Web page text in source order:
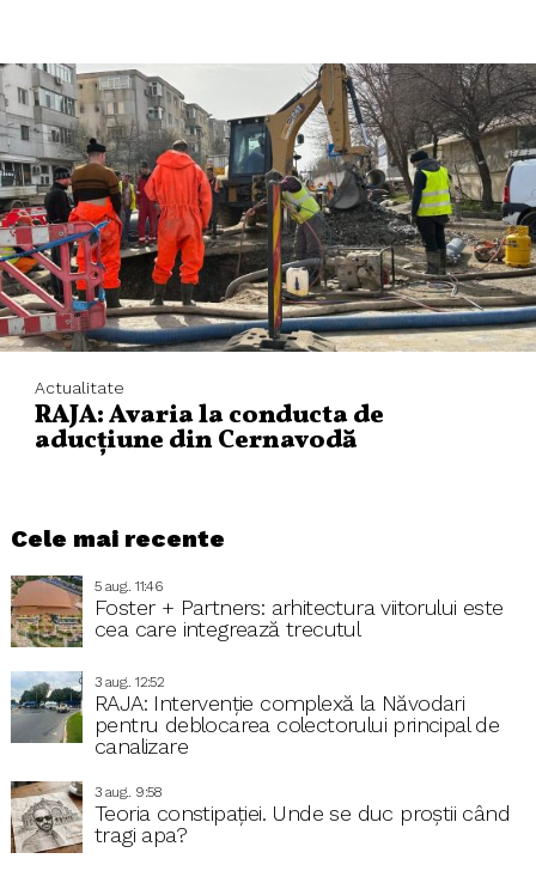
Actualitate
RAJA: Avaria la conducta de
aducțiune din Cernavodă
Cele mai recente
5 aug.. 11:46
Foster + Partners: arhitectura viitorului este
cea care integrează trecutul
3 aug.. 12:52
RAJA: Intervenție complexă la Năvodari
pentru deblocarea colectorului principal de
canalizare
3 aug.. 9:58
Teoria constipației. Unde se duc proștii când
tragi apa?